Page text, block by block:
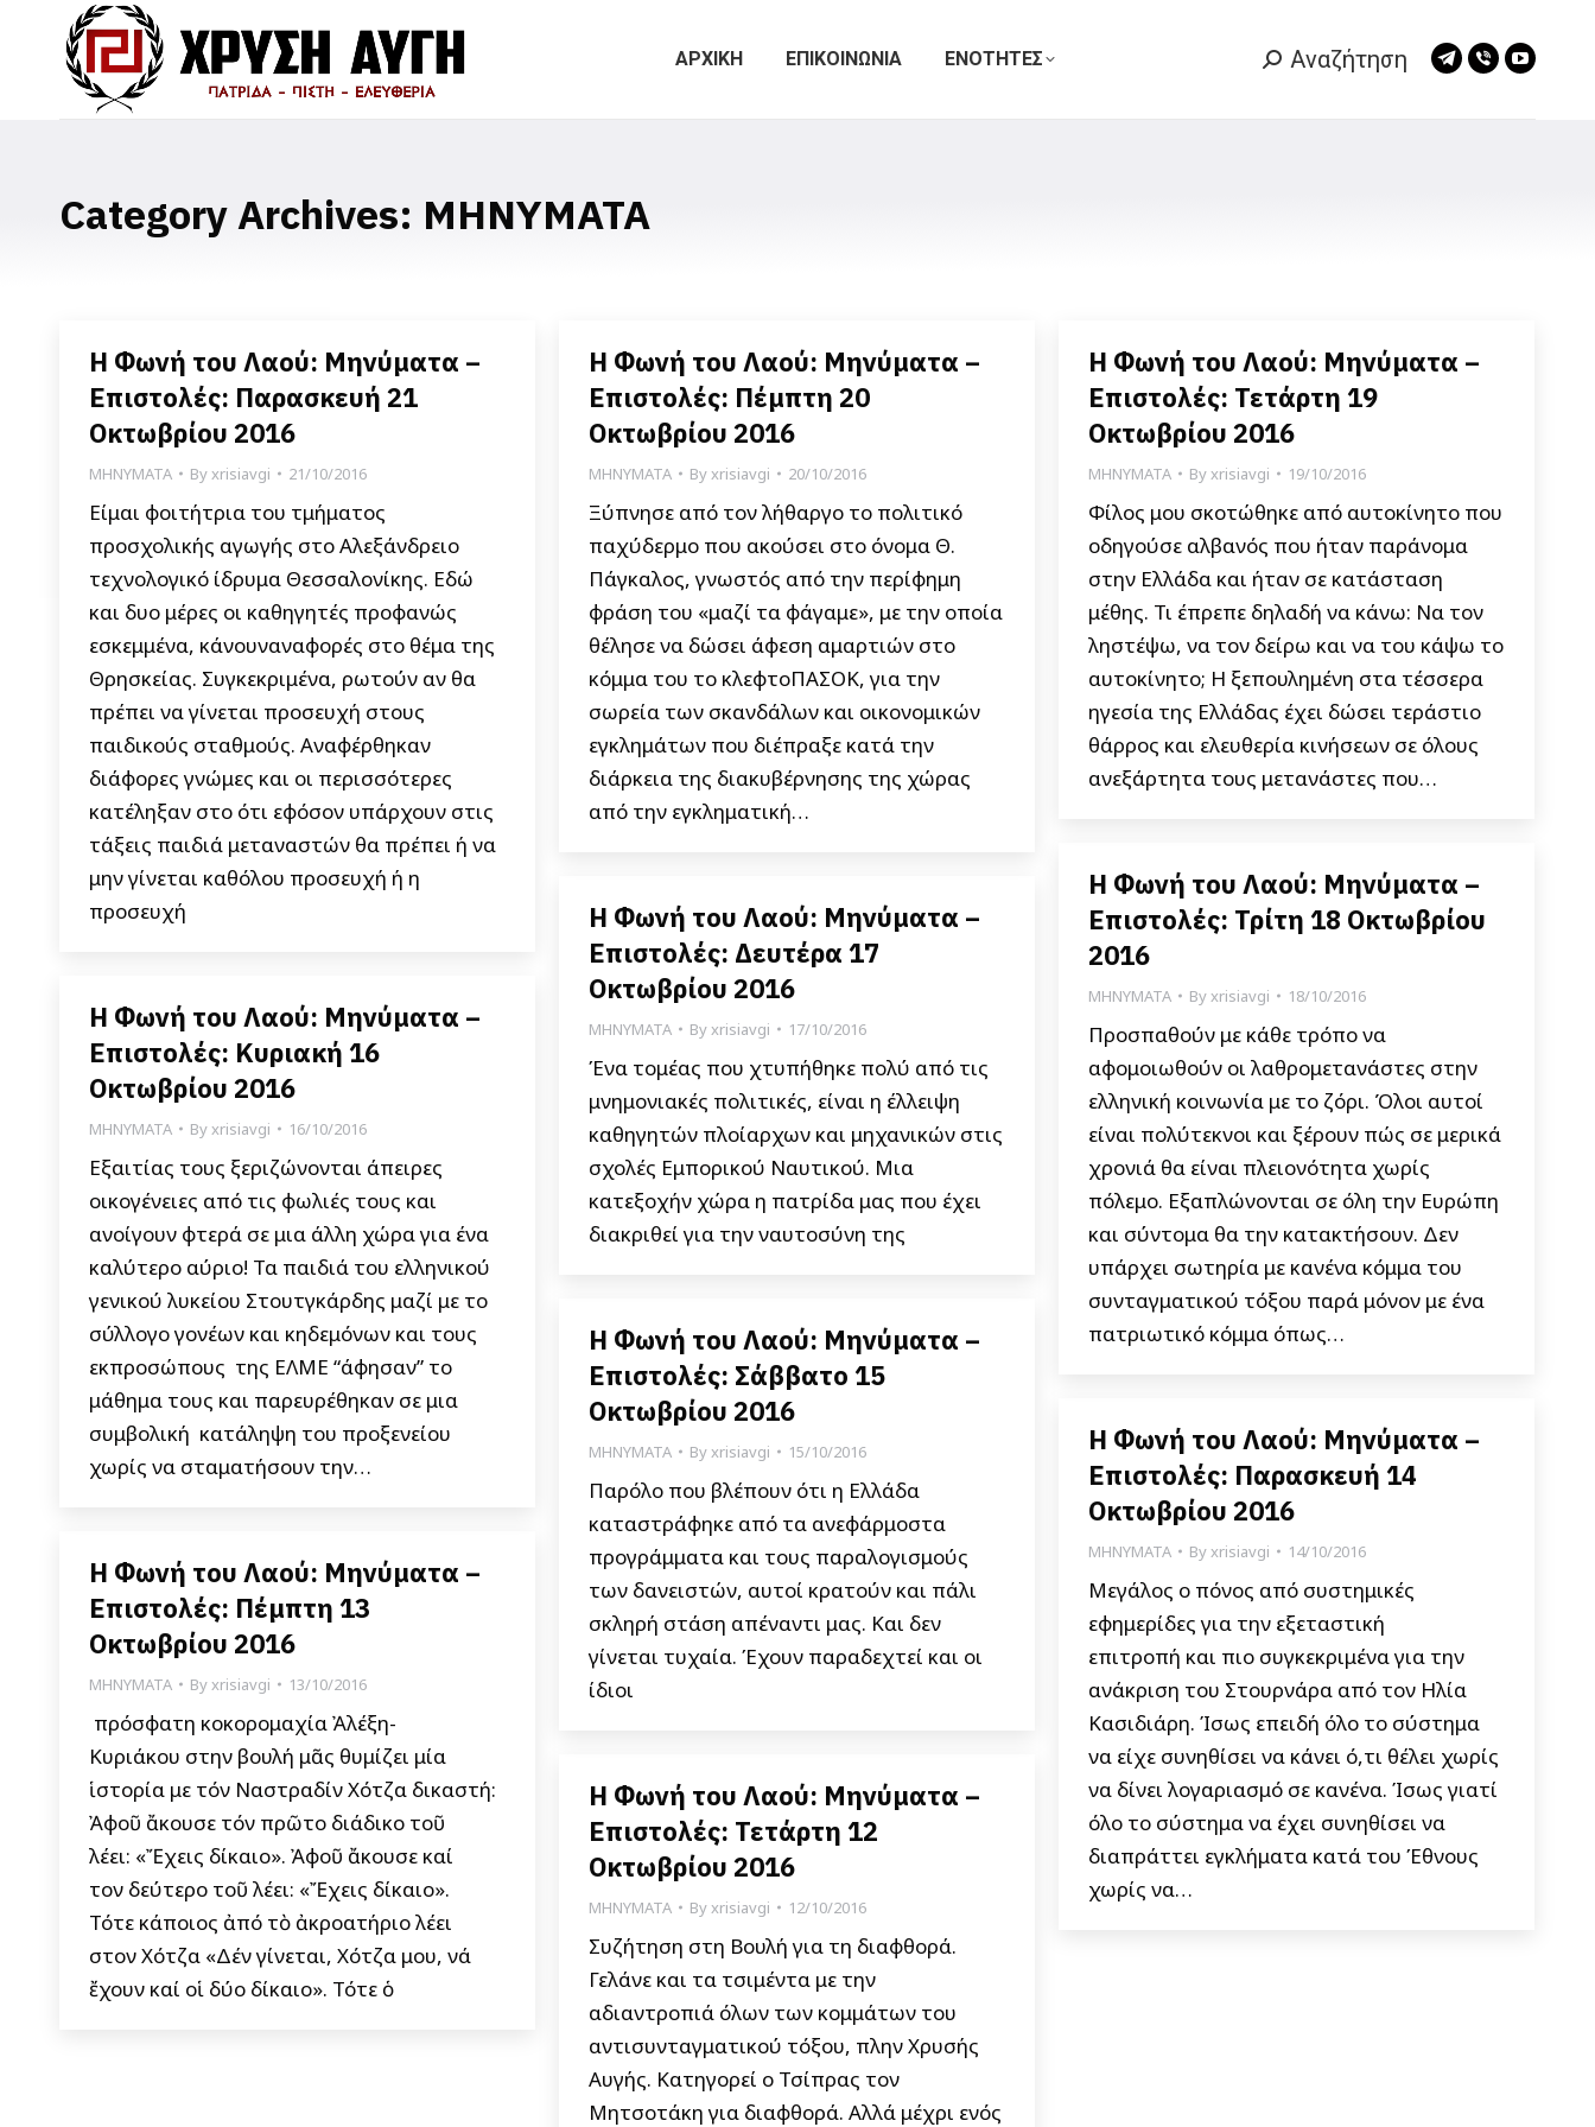
ΑΡΧΙΚΗ ΕΠΙΚΟΙΝΩΝΙΑ ΕΝΟΤΗΤΕΣ Search:
Αναζήτηση
Telegram
Viber
Category Archives: ΜΗΝΥΜΑΤΑ
Η Φωνή του Λαού: Μηνύματα –
Επιστολές: Παρασκευή 21
Οκτωβρίου 2016
ΜΗΝΥΜΑΤΑ Byxrisiavgi 21/10/2016
Είμαι φοιτήτρια του τμήματος
προσχολικής αγωγής στο Αλεξάνδρειο
τεχνολογικό ίδρυμα Θεσσαλονίκης. Εδώ
και δυο μέρες οι καθηγητές προφανώς
εσκεμμένα, κάνουναναφορές στο θέμα της
Θρησκείας. Συγκεκριμένα, ρωτούν αν θα
πρέπει να γίνεται προσευχή στους
παιδικούς σταθμούς. Αναφέρθηκαν
διάφορες γνώμες και οι περισσότερες
κατέληξαν στο ότι εφόσον υπάρχουν στις
τάξεις παιδιά μεταναστών θα πρέπει ή να
μην γίνεται καθόλου προσευχή ή η
προσευχή
Η Φωνή του Λαού: Μηνύματα –
Επιστολές: Πέμπτη 20
Οκτωβρίου 2016
ΜΗΝΥΜΑΤΑ Byxrisiavgi 20/10/2016
Ξύπνησε από τον λήθαργο το πολιτικό
παχύδερμο που ακούσει στο όνομα Θ.
Πάγκαλος, γνωστός από την περίφημη
φράση του «μαζί τα φάγαμε», με την οποία
θέλησε να δώσει άφεση αμαρτιών στο
κόμμα του το κλεφτοΠΑΣΟΚ, για την
σωρεία των σκανδάλων και οικονομικών
εγκλημάτων που διέπραξε κατά την
διάρκεια της διακυβέρνησης της χώρας
από την εγκληματική…
Η Φωνή του Λαού: Μηνύματα –
Επιστολές: Τετάρτη 19
Οκτωβρίου 2016
ΜΗΝΥΜΑΤΑ Byxrisiavgi 19/10/2016
Φίλος μου σκοτώθηκε από αυτοκίνητο που
οδηγούσε αλβανός που ήταν παράνομα
στην Ελλάδα και ήταν σε κατάσταση
μέθης. Τι έπρεπε δηλαδή να κάνω: Να τον
ληστέψω, να τον δείρω και να του κάψω το
αυτοκίνητο; H ξεπουλημένη στα τέσσερα
ηγεσία της Ελλάδας έχει δώσει τεράστιο
θάρρος και ελευθερία κινήσεων σε όλους
ανεξάρτητα τους μετανάστες που…
Η Φωνή του Λαού: Μηνύματα –
Επιστολές: Τρίτη 18 Οκτωβρίου
2016
ΜΗΝΥΜΑΤΑ Byxrisiavgi 18/10/2016
Προσπαθούν με κάθε τρόπο να
αφομοιωθούν οι λαθρομετανάστες στην
ελληνική κοινωνία με το ζόρι. Όλοι αυτοί
είναι πολύτεκνοι και ξέρουν πώς σε μερικά
χρονιά θα είναι πλειονότητα χωρίς
πόλεμο. Εξαπλώνονται σε όλη την Ευρώπη
και σύντομα θα την κατακτήσουν. Δεν
υπάρχει σωτηρία με κανένα κόμμα του
συνταγματικού τόξου παρά μόνον με ένα
πατριωτικό κόμμα όπως…
Η Φωνή του Λαού: Μηνύματα –
Επιστολές: Δευτέρα 17
Οκτωβρίου 2016
ΜΗΝΥΜΑΤΑ Byxrisiavgi 17/10/2016
Ένα τομέας που χτυπήθηκε πολύ από τις
μνημονιακές πολιτικές, είναι η έλλειψη
καθηγητών πλοίαρχων και μηχανικών στις
σχολές Εμπορικού Ναυτικού. Μια
κατεξοχήν χώρα η πατρίδα μας που έχει
διακριθεί για την ναυτοσύνη της
Η Φωνή του Λαού: Μηνύματα –
Επιστολές: Κυριακή 16
Οκτωβρίου 2016
ΜΗΝΥΜΑΤΑ Byxrisiavgi 16/10/2016
Εξαιτίας τους ξεριζώνονται άπειρες
οικογένειες από τις φωλιές τους και
ανοίγουν φτερά σε μια άλλη χώρα για ένα
καλύτερο αύριο! Τα παιδιά του ελληνικού
γενικού λυκείου Στουτγκάρδης μαζί με το
σύλλογο γονέων και κηδεμόνων και τους
εκπροσώπους της ΕΛΜΕ “άφησαν” το
μάθημα τους και παρευρέθηκαν σε μια
συμβολική κατάληψη του προξενείου
χωρίς να σταματήσουν την…
Η Φωνή του Λαού: Μηνύματα –
Επιστολές: Σάββατο 15
Οκτωβρίου 2016
ΜΗΝΥΜΑΤΑ Byxrisiavgi 15/10/2016
Παρόλο που βλέπουν ότι η Ελλάδα
καταστράφηκε από τα ανεφάρμοστα
προγράμματα και τους παραλογισμούς
των δανειστών, αυτοί κρατούν και πάλι
σκληρή στάση απέναντι μας. Και δεν
γίνεται τυχαία. Έχουν παραδεχτεί και οι
ίδιοι
Η Φωνή του Λαού: Μηνύματα –
Επιστολές: Παρασκευή 14
Οκτωβρίου 2016
ΜΗΝΥΜΑΤΑ Byxrisiavgi 14/10/2016
Μεγάλος ο πόνος από συστημικές
εφημερίδες για την εξεταστική
επιτροπή και πιο συγκεκριμένα για την
ανάκριση του Στουρνάρα από τον Ηλία
Κασιδιάρη. Ίσως επειδή όλο το σύστημα
να είχε συνηθίσει να κάνει ό,τι θέλει χωρίς
να δίνει λογαριασμό σε κανένα. Ίσως γιατί
όλο το σύστημα να έχει συνηθίσει να
διαπράττει εγκλήματα κατά του Έθνους
χωρίς να…
Η Φωνή του Λαού: Μηνύματα –
Επιστολές: Πέμπτη 13
Οκτωβρίου 2016
ΜΗΝΥΜΑΤΑ Byxrisiavgi 13/10/2016
Ἡ πρόσφατη κοκορομαχία Ἀλέξη-
Κυριάκου στην βουλή μᾶς θυμίζει μία
ἱστορία με τόν Ναστραδίν Χότζα δικαστή:
Ἀφοῦ ἄκουσε τόν πρῶτο διάδικο τοῦ
λέει: «Ἔχεις δίκαιο». Ἀφοῦ ἄκουσε καί
τον δεύτερο τοῦ λέει: «Ἔχεις δίκαιο».
Τότε κάποιος ἀπό τὸ ἀκροατήριο λέει
στον Χότζα «Δέν γίνεται, Χότζα μου, νά
ἔχουν καί οἱ δύο δίκαιο». Τότε ὁ
Η Φωνή του Λαού: Μηνύματα –
Επιστολές: Τετάρτη 12
Οκτωβρίου 2016
ΜΗΝΥΜΑΤΑ Byxrisiavgi 12/10/2016
Συζήτηση στη Βουλή για τη διαφθορά.
Γελάνε και τα τσιμέντα με την
αδιαντροπιά όλων των κομμάτων του
αντισυνταγματικού τόξου, πλην Χρυσής
Αυγής. Κατηγορεί ο Τσίπρας τον
Μητσοτάκη για διαφθορά. Αλλά μέχρι ενός